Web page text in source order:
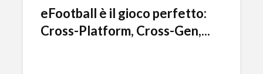
eFootball è il gioco perfetto:
Cross-Platform, Cross-Gen,...